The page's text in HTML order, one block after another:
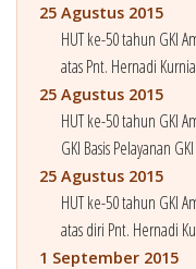
25 Agustus 2015
HUT ke-50 tahun GKI
atas Pnt. Hernadi
25 Agustus 2015
HUT ke-50 tahun GKI
GKI Basis Pelayanan
25 Agustus 2015
HUT ke-50 tahun GKI
atas diri Pnt. Hernadi
1 September 2015